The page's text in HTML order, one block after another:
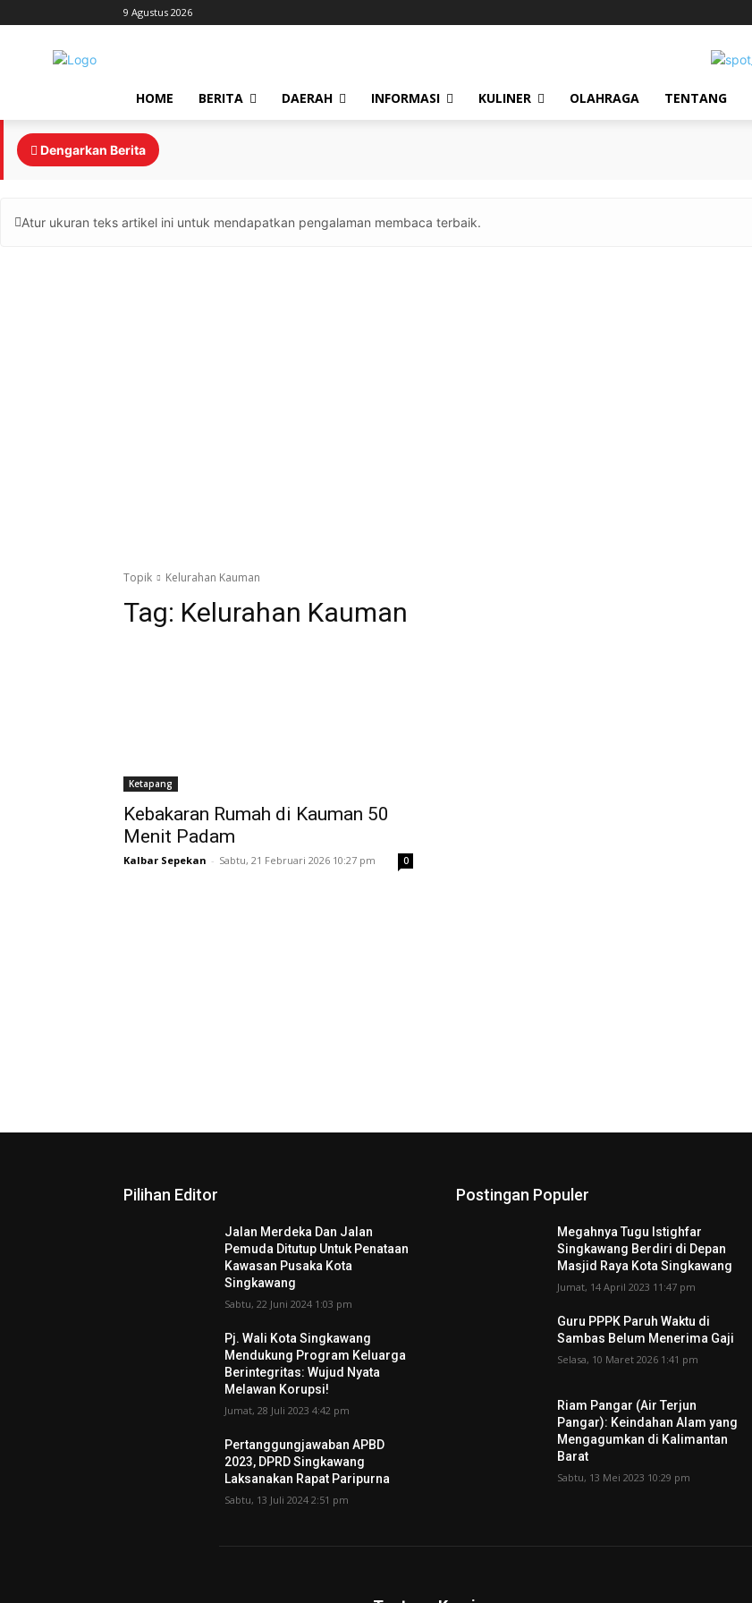
9 Agustus 2026
HOME BERITA DAERAH INFORMASI KULINER OLAHRAGA TENTANG
Dengarkan Berita
Atur ukuran teks artikel ini untuk mendapatkan pengalaman membaca terbaik.
Topik Kelurahan Kauman
Tag: Kelurahan Kauman
Ketapang
Kebakaran Rumah di Kauman 50
Menit Padam
Kalbar Sepekan - Sabtu, 21 Februari 2026 10:27 pm 0
Pilihan Editor
Jalan Merdeka Dan Jalan
Pemuda Ditutup Untuk Penataan
Kawasan Pusaka Kota
Singkawang
Sabtu, 22 Juni 2024 1:03 pm
Pj. Wali Kota Singkawang
Mendukung Program Keluarga
Berintegritas: Wujud Nyata
Melawan Korupsi!
Jumat, 28 Juli 2023 4:42 pm
Pertanggungjawaban APBD
2023, DPRD Singkawang
Laksanakan Rapat Paripurna
Sabtu, 13 Juli 2024 2:51 pm
Postingan Populer
Megahnya Tugu Istighfar
Singkawang Berdiri di Depan
Masjid Raya Kota Singkawang
Jumat, 14 April 2023 11:47 pm
Guru PPPK Paruh Waktu di
Sambas Belum Menerima Gaji
Selasa, 10 Maret 2026 1:41 pm
Riam Pangar (Air Terjun
Pangar): Keindahan Alam yang
Mengagumkan di Kalimantan
Barat
Sabtu, 13 Mei 2023 10:29 pm